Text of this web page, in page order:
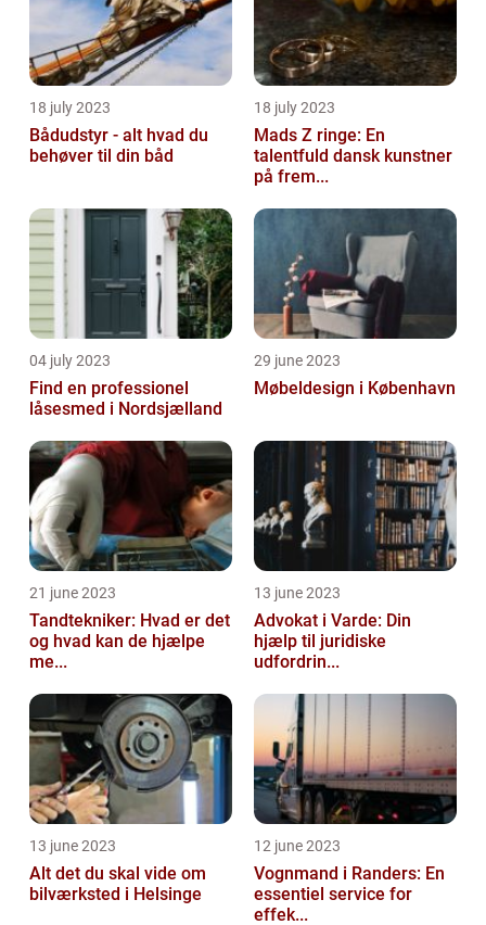
18 july 2023
Bådudstyr - alt hvad du
behøver til din båd
18 july 2023
Mads Z ringe: En
talentfuld dansk kunstner
på frem...
04 july 2023
Find en professionel
låsesmed i Nordsjælland
29 june 2023
Møbeldesign i København
21 june 2023
Tandtekniker: Hvad er det
og hvad kan de hjælpe
me...
13 june 2023
Advokat i Varde: Din
hjælp til juridiske
udfordrin...
13 june 2023
Alt det du skal vide om
bilværksted i Helsinge
12 june 2023
Vognmand i Randers: En
essentiel service for
effek...